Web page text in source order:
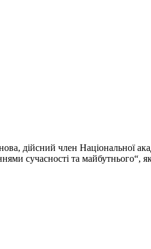
дійсний член Національної
сучасності та майбутнього“,